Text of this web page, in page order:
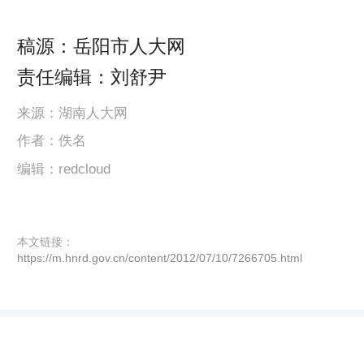
稿源：岳阳市人大网
责任编辑：刘舒尹
来源：湖南人大网
作者：佚名
编辑：redcloud
本文链接：
https://m.hnrd.gov.cn/content/2012/07/10/7266705.html